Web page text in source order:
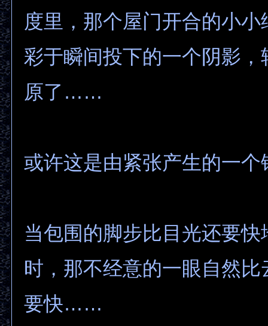
度里，那个屋门开合的小
彩于瞬间投下的一个阴影，
原了……
或许这是由紧张产生的一个
当包围的脚步比目光还要
时，那不经意的一眼自然比
要快……